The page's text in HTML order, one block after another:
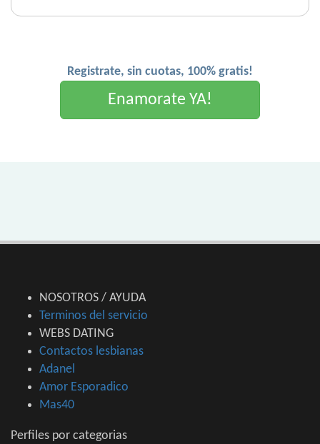
Registrate, sin cuotas, 100% gratis!
Enamorate YA!
NOSOTROS / AYUDA
Terminos del servicio
WEBS DATING
Contactos lesbianas
Adanel
Amor Esporadico
Mas40
Perfiles por categorias